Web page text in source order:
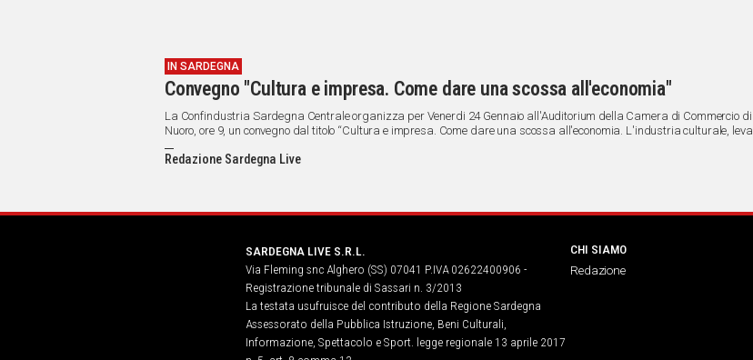
IN SARDEGNA
Convegno "Cultura e impresa. Come dare una scossa all'economia"
La Confindustria Sardegna Centrale organizza per Venerdi 24 Gennaio all'Auditorium della Camera di Commercio di
Nuoro, ore 9, un convegno dal titolo “Cultura e impresa. Come dare una scossa all'economia. L'industria culturale, leva
per il turismo e l'agroalimentare, al centro del progetto per le zone interne”.
Redazione Sardegna Live
SARDEGNA LIVE S.R.L.
Via Fleming snc Alghero (SS) 07041 P.IVA 02622400906 -
Registrazione tribunale di Sassari n. 3/2013
La testata usufruisce del contributo della Regione Sardegna
Assessorato della Pubblica Istruzione, Beni Culturali,
Informazione, Spettacolo e Sport. legge regionale 13 aprile 2017
CHI SIAMO
Redazione